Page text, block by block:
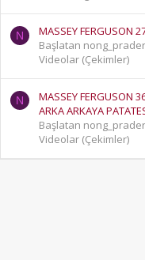
N
MASSEY FERGUSON
Başlatan nong_prader
Videolar (Çekimler)
N
MASSEY FERGUSON
ARKA ARKAYA
Başlatan nong_prader
Videolar (Çekimler)